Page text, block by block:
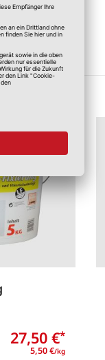
27,50 €*
5,50 €/kg